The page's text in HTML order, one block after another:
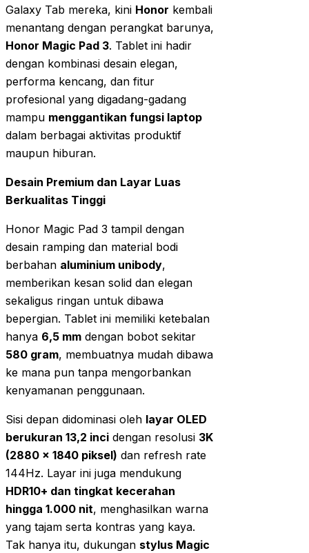
Galaxy Tab mereka, kini Honor kembali
menantang dengan perangkat barunya,
Honor Magic Pad 3. Tablet ini hadir
dengan kombinasi desain elegan,
performa kencang, dan fitur
profesional yang digadang-gadang
mampu menggantikan fungsi laptop
dalam berbagai aktivitas produktif
maupun hiburan.
Desain Premium dan Layar Luas
Berkualitas Tinggi
Honor Magic Pad 3 tampil dengan
desain ramping dan material bodi
berbahan aluminium unibody,
memberikan kesan solid dan elegan
sekaligus ringan untuk dibawa
bepergian. Tablet ini memiliki ketebalan
hanya 6,5 mm dengan bobot sekitar
580 gram, membuatnya mudah dibawa
ke mana pun tanpa mengorbankan
kenyamanan penggunaan.
Sisi depan didominasi oleh layar OLED
berukuran 13,2 inci dengan resolusi 3K
(2880 x 1840 piksel) dan refresh rate
144Hz. Layar ini juga mendukung
HDR10+ dan tingkat kecerahan
hingga 1.000 nit, menghasilkan warna
yang tajam serta kontras yang kaya.
Tak hanya itu, dukungan stylus Magic